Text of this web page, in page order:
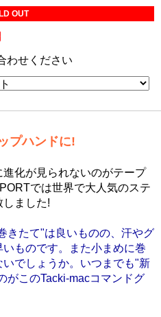
OUT
わせください
プハンドに!
化が見られないのがテープ
では世界で大人気のステ
しました!
きたて"は良いものの、汗やグ
ものです。また小まめに巻
でしょうか。いつまでも"新
がこのTacki-macコマンドグ